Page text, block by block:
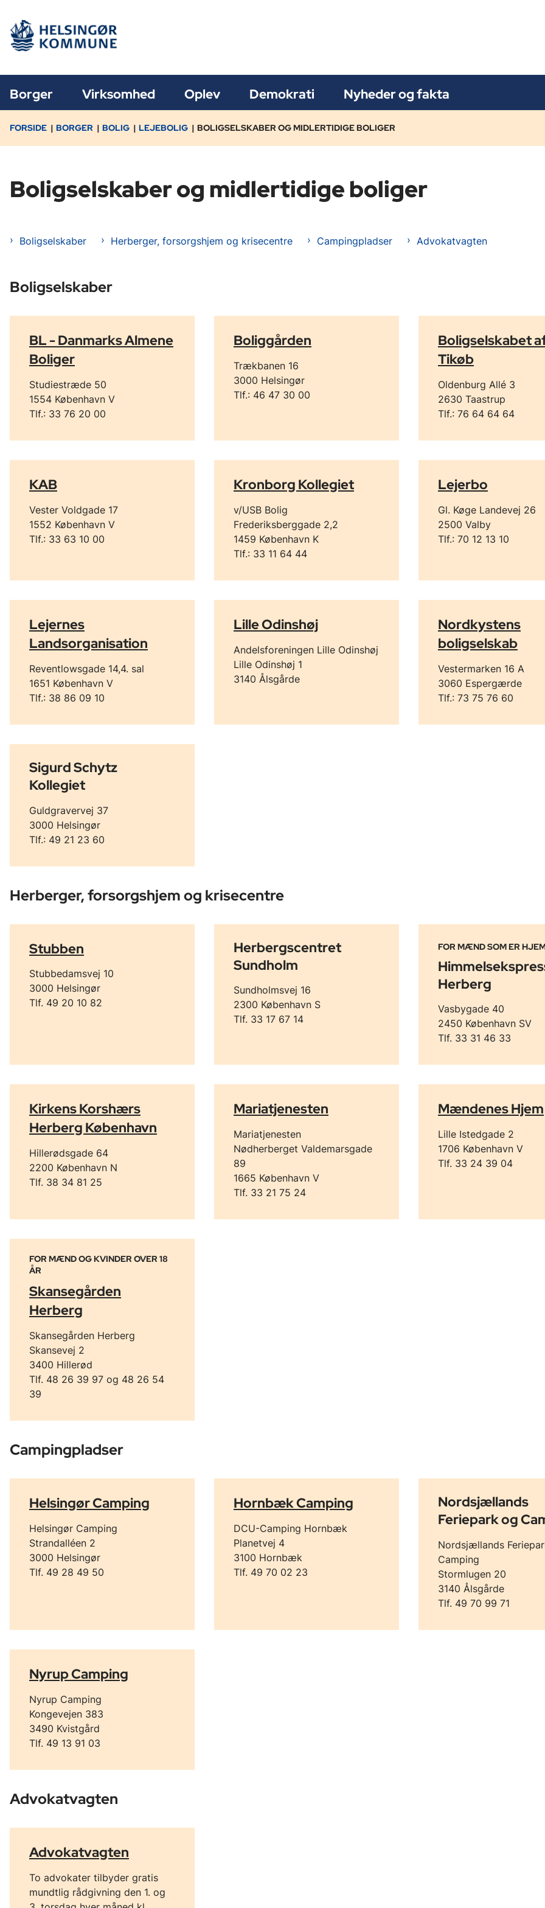
Borger Virksomhed Oplev Demokrati Nyheder og fakta
FORSIDE BORGER BOLIG LEJEBOLIG BOLIGSELSKABER OG MIDLERTIDIGE BOLIGER
Boligselskaber og midlertidige boliger
Boligselskaber Herberger, forsorgshjem og krisecentre Campingpladser Advokatvagten
Boligselskaber
BL - Danmarks Almene
Boliger
Studiestræde 50
1554 København V
Tlf.: 33 76 20 00
Boliggården
Trækbanen 16
3000 Helsingør
Tlf.: 46 47 30 00
Boligselskabet af
Tikøb
Oldenburg Allé 3
2630 Taastrup
Tlf.: 76 64 64 64
KAB
Vester Voldgade 17
1552 København V
Tlf.: 33 63 10 00
Kronborg Kollegiet
v/USB Bolig
Frederiksberggade 2,2
1459 København K
Tlf.: 33 11 64 44
Lejerbo
Gl. Køge Landevej 26
2500 Valby
Tlf.: 70 12 13 10
Lejernes
Landsorganisation
Reventlowsgade 14,4. sal
1651 København V
Tlf.: 38 86 09 10
Lille Odinshøj
Andelsforeningen Lille Odinshøj
Lille Odinshøj 1
3140 Ålsgårde
Nordkystens
boligselskab
Vestermarken 16 A
3060 Espergærde
Tlf.: 73 75 76 60
Sigurd Schytz
Kollegiet
Guldgravervej 37
3000 Helsingør
Tlf.: 49 21 23 60
Herberger, forsorgshjem og krisecentre
Stubben
Stubbedamsvej 10
3000 Helsingør
Tlf. 49 20 10 82
Herbergscentret
Sundholm
Sundholmsvej 16
2300 København S
Tlf. 33 17 67 14
FOR MÆND SOM ER
Herberg
Vasbygade 40
2450 København SV
Tlf. 33 31 46 33
Kirkens Korshærs
Herberg København
Hillerødsgade 64
2200 København N
Tlf. 38 34 81 25
Mariatjenesten
Mariatjenesten
Nødherberget Valdemarsgade
89
1665 København V
Tlf. 33 21 75 24
Mændenes Hjem
Lille Istedgade 2
1706 København V
Tlf. 33 24 39 04
FOR MÆND OG KVINDER OVER 18
ÅR
Skansegården
Herberg
Skansegården Herberg
Skansevej 2
3400 Hillerød
Tlf. 48 26 39 97 og 48 26 54
39
Campingpladser
Helsingør Camping
Helsingør Camping
Strandalléen 2
3000 Helsingør
Tlf. 49 28 49 50
Hornbæk Camping
DCU-Camping Hornbæk
Planetvej 4
3100 Hornbæk
Tlf. 49 70 02 23
Nordsjællands
Feriepark og
Nordsjællands
Camping
Stormlugen 20
3140 Ålsgårde
Tlf. 49 70 99 71
Nyrup Camping
Nyrup Camping
Kongevejen 383
3490 Kvistgård
Tlf. 49 13 91 03
Advokatvagten
Advokatvagten
To advokater tilbyder gratis
mundtlig rådgivning den 1. og